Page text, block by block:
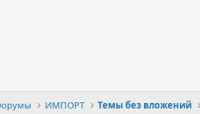
ИМПОРТ Темы без вложений